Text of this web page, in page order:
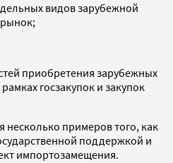
видов зарубежной
приобретения зарубежных
госзакупок и закупок
примеров того, как
поддержкой и
импортозамещения.